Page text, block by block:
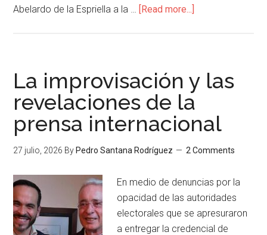
Abelardo de la Espriella a la … [Read more...]
La improvisación y las
revelaciones de la
prensa internacional
27 julio, 2026 By Pedro Santana Rodríguez 2 Comments
En medio de denuncias por la
opacidad de las autoridades
electorales que se apresuraron
a entregar la credencial de